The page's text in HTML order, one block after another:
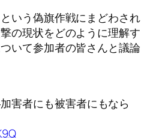
いう偽旗作戦にまどわされ
の現状をどのように理解す
いて参加者の皆さんと議論
害者にも被害者にもなら